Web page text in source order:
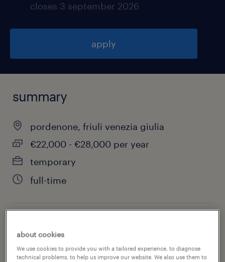
closes 3 september 2026
apply
summary
pordenone, friuli venezia giulia
€22,000 - €28,000 per year
temporary
full-time
other
about cookies
We use cookies to provide you with a tailored experience, to diagnose
technical problems, to help us improve our website. We also use them to